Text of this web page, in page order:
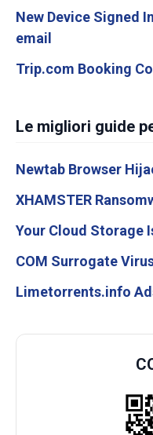
New Device Signed
email
Trip.com Booking
Le migliori guide
Newtab Browser
XHAMSTER
Your Cloud Storage
COM Surrogate
Limetorrents.info